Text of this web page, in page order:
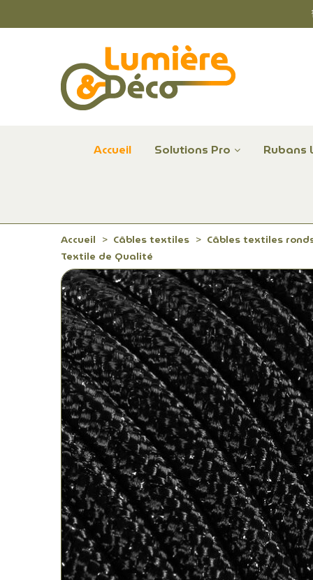
Accueil Solutions Pro Rubans
Accueil Câbles textiles
Câbles textiles
Textile de Qualité